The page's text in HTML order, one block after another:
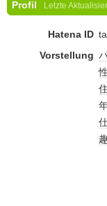
Profil Letzte
Hatena ID
Vorstellung